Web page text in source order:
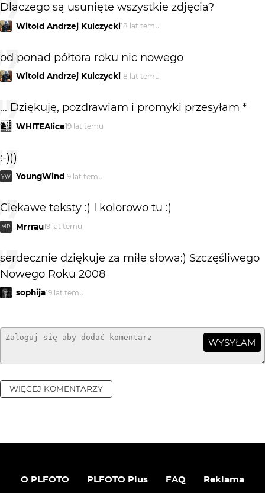
Dlaczego są usunięte wszystkie zdjęcia?
Witold Andrzej Kulczycki18 lat temu
od ponad półtora roku nic nowego
Witold Andrzej Kulczycki18 lat temu
... Dziękuję, pozdrawiam i promyki przesyłam *
WHITEAlice19 lat temu
:-)))
YW YoungWind19 lat temu
Ciekawe teksty :) I kolorowo tu :)
MR Mrrrau19 lat temu
serdecznie dziękuje za miłe słowa:) Szczęśliwego
Nowego Roku 2008
sophija19 lat temu
WYSYŁAM
WIĘCEJ KOMENTARZY
O PLFOTO PLFOTO Plus FAQ Reklama